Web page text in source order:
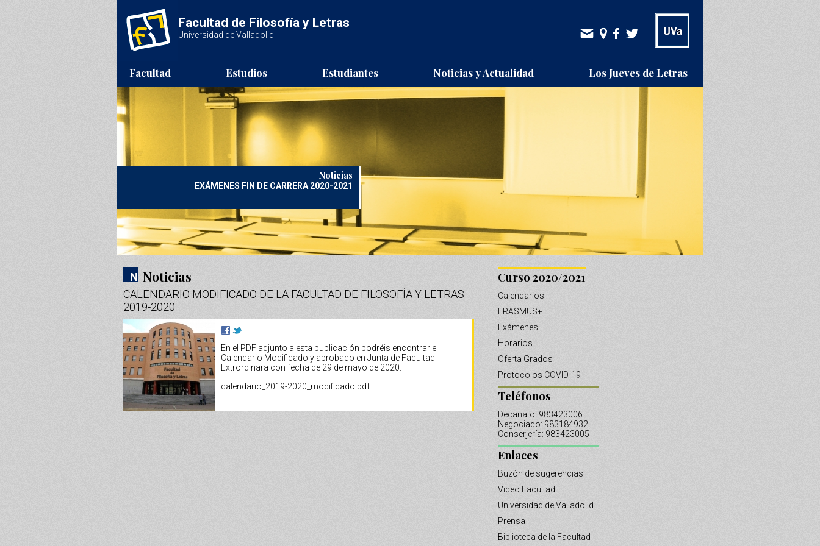
Facultad de Filosofía y Letras
Universidad de Valladolid
Facultad Estudios Estudiantes Noticias y Actualidad Los Jueves de Letras
Noticias
EXÁMENES FIN DE CARRERA 2020-2021
Noticias
CALENDARIO MODIFICADO DE LA FACULTAD DE FILOSOFÍA Y LETRAS
2019-2020
En el PDF adjunto a esta publicación podréis encontrar el
Calendario Modificado y aprobado en Junta de Facultad
Extrordinara con fecha de 29 de mayo de 2020.
calendario_2019-2020_modificado.pdf
Curso 2020/2021
Calendarios
ERASMUS+
Exámenes
Horarios
Oferta Grados
Protocolos COVID-19
Teléfonos
Decanato: 983423006
Negociado: 983184932
Conserjería: 983423005
Enlaces
Buzón de sugerencias
Video Facultad
Universidad de Valladolid
Prensa
Biblioteca de la Facultad